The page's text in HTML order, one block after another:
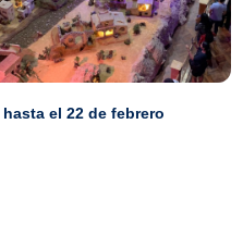
el 22 de febrero